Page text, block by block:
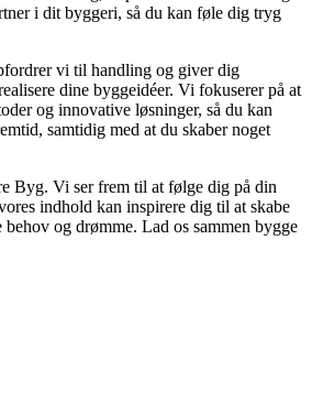
i dit byggeri, så du kan føle dig tryg
vi til handling og giver dig
dine byggeidéer. Vi fokuserer på at
og innovative løsninger, så du kan
samtidig med at du skaber noget
Byg. Vi ser frem til at følge dig på din
indhold kan inspirere dig til at skabe
behov og drømme. Lad os sammen bygge